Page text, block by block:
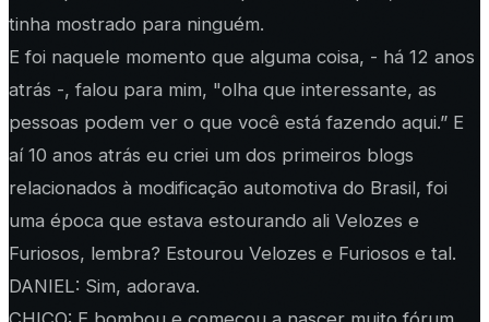
tinha mostrado para ninguém.
E foi naquele momento que alguma coisa, - há 12 anos
atrás -, falou para mim, "olha que interessante, as
pessoas podem ver o que você está fazendo aqui.” E
aí 10 anos atrás eu criei um dos primeiros blogs
relacionados à modificação automotiva do Brasil, foi
uma época que estava estourando ali Velozes e
Furiosos, lembra? Estourou Velozes e Furiosos e tal.
DANIEL: Sim, adorava.